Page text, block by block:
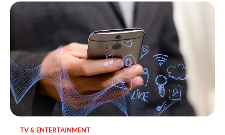
TV & ENTERTAINMENT